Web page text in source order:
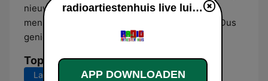
nieuwe muziek te vinden en te brengen naar
mensen die het anders nooit zouden ervaren. Dus
geniet alsjeblieft van onze vibes,
Top nummers
Laatste 7 dagen Laatste 30 dagen
radioartiestenhuis live luisteren
APP DOWNLOADEN